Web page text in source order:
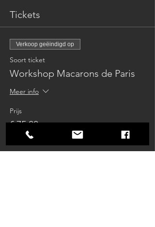
Tickets
Verkoop geëindigd op
Soort ticket
Workshop Macarons de Paris
Meer info
Prijs
€ 75,00
btw inbegrepen